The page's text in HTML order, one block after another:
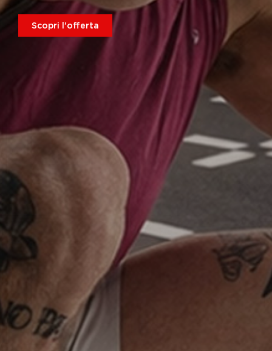
Scopri l'offerta